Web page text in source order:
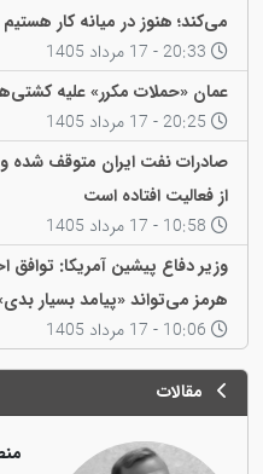
می‌کند؛ هنوز در میانه کار هستیم
عمان «حملات مکرر» علیه
صادرات نفت ایران متوقف شده
از فعالیت افتاده است
وزیر دفاع پیشین آمریکا: توافق
هرمز می‌تواند «پیامد بسیار
مقالات